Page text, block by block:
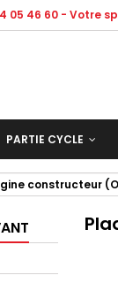
05 46 60 - Votre
PARTIE CYCLE
constructeur